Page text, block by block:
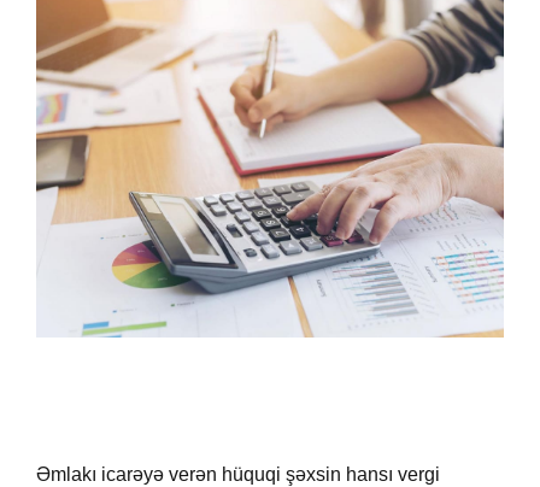
Əmlakı icarəyə verən hüquqi şəxsin hansı vergi